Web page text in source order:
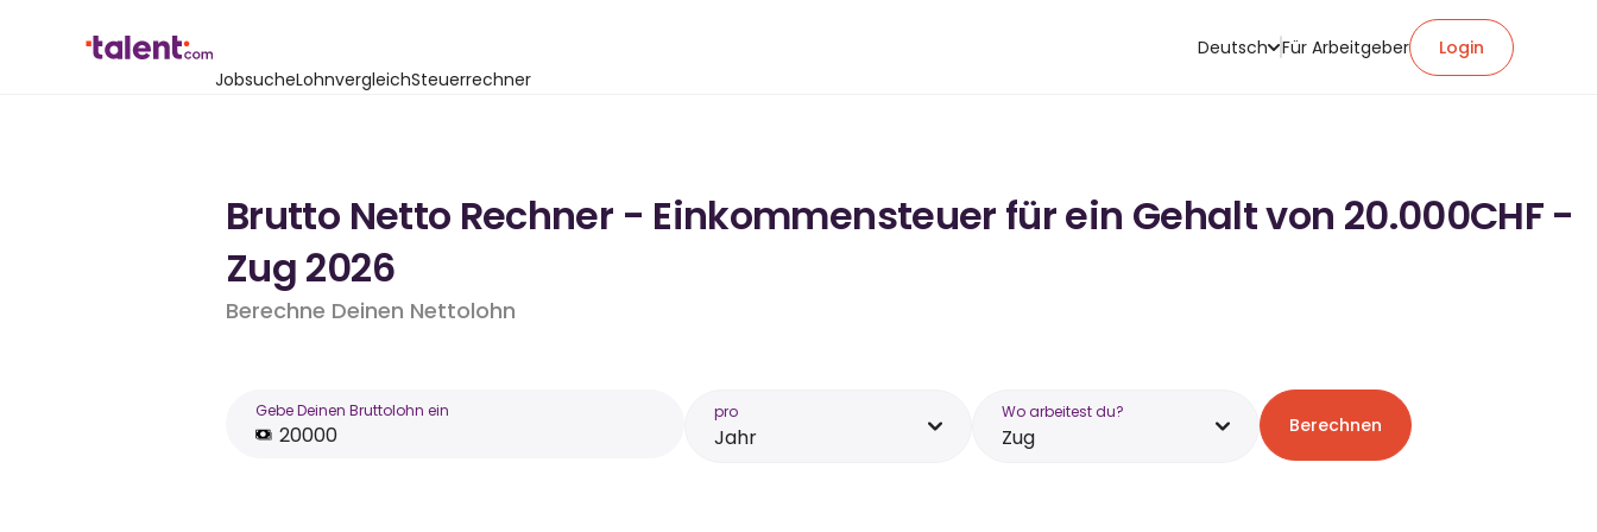
JobsucheLohnvergleichSteuerrechner
Deutsch Für Arbeitgeber Login
Brutto Netto Rechner - Einkommensteuer für ein Gehalt von 20.000CHF -
Zug 2026
Berechne Deinen Nettolohn
Gebe Deinen Bruttolohn ein pro
Jahr
Wo arbeitest du?
Zug Berechnen